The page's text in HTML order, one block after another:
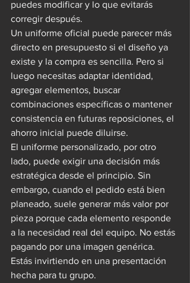
puedes modificar y lo que evitarás
corregir después.
Un uniforme oficial puede parecer más
directo en presupuesto si el diseño ya
existe y la compra es sencilla. Pero si
luego necesitas adaptar identidad,
agregar elementos, buscar
combinaciones específicas o mantener
consistencia en futuras reposiciones, el
ahorro inicial puede diluirse.
El uniforme personalizado, por otro
lado, puede exigir una decisión más
estratégica desde el principio. Sin
embargo, cuando el pedido está bien
planeado, suele generar más valor por
pieza porque cada elemento responde
a la necesidad real del equipo. No estás
pagando por una imagen genérica.
Estás invirtiendo en una presentación
hecha para tu grupo.